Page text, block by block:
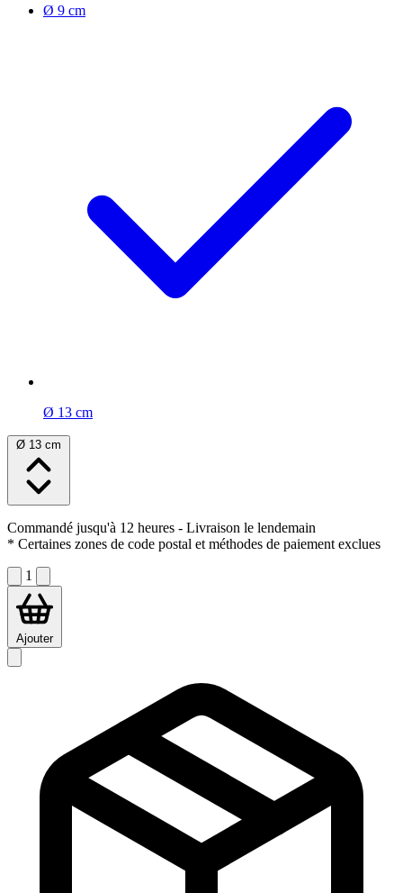
Ø 9 cm
Ø 13 cm
Ø 13 cm
Commandé jusqu'à 12 heures - Livraison le lendemain
* Certaines zones de code postal et méthodes de paiement exclues
1
Ajouter